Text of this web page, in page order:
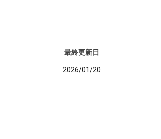
最終更新日
2026/01/20